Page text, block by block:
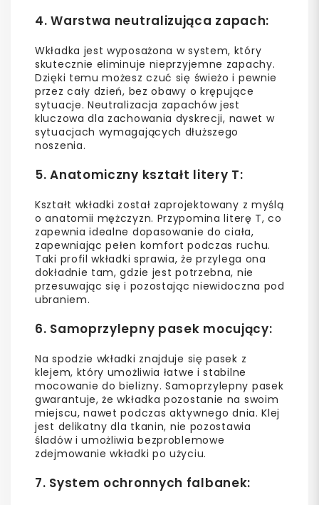
4.Warstwa neutralizująca zapach:
Wkładka jest wyposażona w system, który
skutecznie eliminuje nieprzyjemne zapachy.
Dzięki temu możesz czuć się świeżo i pewnie
przez cały dzień, bez obawy o krępujące
sytuacje. Neutralizacja zapachów jest
kluczowa dla zachowania dyskrecji, nawet w
sytuacjach wymagających dłuższego
noszenia.
5.Anatomiczny kształt litery T:
Kształt wkładki został zaprojektowany z myślą
o anatomii mężczyzn. Przypomina literę T, co
zapewnia idealne dopasowanie do ciała,
zapewniając pełen komfort podczas ruchu.
Taki profil wkładki sprawia, że przylega ona
dokładnie tam, gdzie jest potrzebna, nie
przesuwając się i pozostając niewidoczna pod
ubraniem.
6. Samoprzylepny pasek mocujący:
Na spodzie wkładki znajduje się pasek z
klejem, który umożliwia łatwe i stabilne
mocowanie do bielizny. Samoprzylepny pasek
gwarantuje, że wkładka pozostanie na swoim
miejscu, nawet podczas aktywnego dnia. Klej
jest delikatny dla tkanin, nie pozostawia
śladów i umożliwia bezproblemowe
zdejmowanie wkładki po użyciu.
7. System ochronnych falbanek: